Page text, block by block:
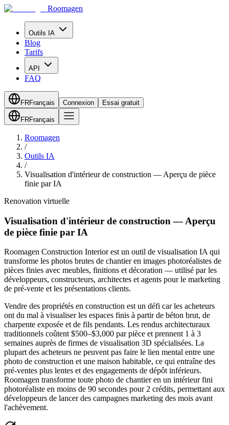
Roomagen
Outils IA
Blog
Tarifs
API
FAQ
FRFrançais Connexion Essai gratuit
FRFrançais
Roomagen
/
Outils IA
/
Visualisation d'intérieur de construction — Aperçu de pièce
finie par IA
Renovation virtuelle
Visualisation d'intérieur de construction — Aperçu
de pièce finie par IA
Roomagen Construction Interior est un outil de visualisation IA qui
transforme les photos brutes de chantier en images photoréalistes de
pièces finies avec meubles, finitions et décoration — utilisé par les
développeurs, constructeurs, architectes et agents pour le marketing
de pré-vente et les présentations clients.
Vendre des propriétés en construction est un défi car les acheteurs
ont du mal à visualiser les espaces finis à partir de béton brut, de
charpente exposée et de fils pendants. Les rendus architecturaux
traditionnels coûtent $500–$3,000 par pièce et prennent 1 à 3
semaines auprès de firmes de visualisation 3D spécialisées. La
plupart des acheteurs ne peuvent pas faire le lien mental entre une
photo de construction et une maison habitable, ce qui entraîne des
pré-ventes plus lentes et des engagements de dépôt inférieurs.
Roomagen transforme toute photo de chantier en un intérieur fini
photoréaliste en moins de 90 secondes pour 2 crédits, permettant aux
développeurs de lancer des campagnes marketing des mois avant
l'achèvement.